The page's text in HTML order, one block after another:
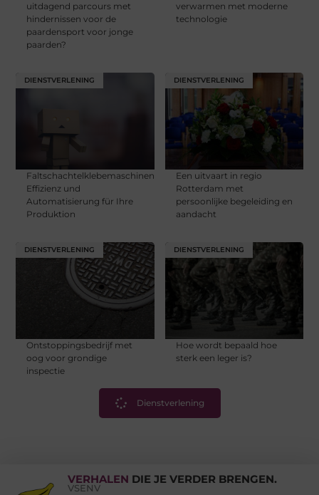
uitdagend parcours met
hindernissen voor de
paardensport voor jonge
paarden?
verwarmen met moderne
technologie
DIENSTVERLENING
Faltschachtelklebemaschinen:
Effizienz und
Automatisierung für Ihre
Produktion
DIENSTVERLENING
Een uitvaart in regio
Rotterdam met
persoonlijke begeleiding en
aandacht
DIENSTVERLENING
Ontstoppingsbedrijf met
oog voor grondige
inspectie
DIENSTVERLENING
Hoe wordt bepaald hoe
sterk een leger is?
Dienstverlening
VERHALEN DIE JE VERDER BRENGEN.
VSENV